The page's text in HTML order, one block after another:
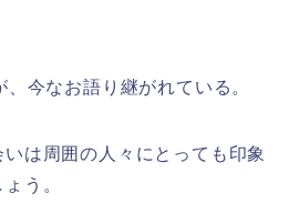
今なお語り継がれている。
は周囲の人々にとっても印象
う。